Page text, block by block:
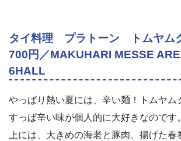
タイ料理 プラトーン トムヤム
700円／MAKUHARI MESSE
6HALL
やっぱり熱い夏には、辛い麺！トムヤム
すっぱ辛い味が個人的に大好きなのです
上には、大きめの海老と豚肉、揚げた